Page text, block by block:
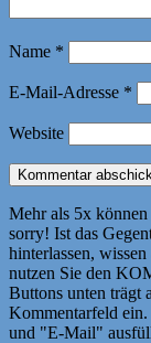
Name *
E-Mail-Adresse *
Website
Mehr als 5x
sorry! Ist das
hinterlassen,
nutzen Sie den
Buttons unten trägt
Kommentarfeld
und "E-Mail"